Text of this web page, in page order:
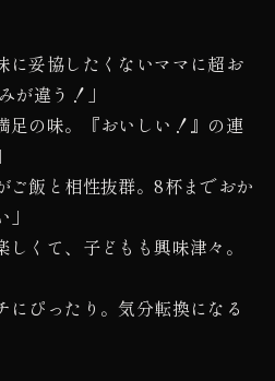
に妥協したくないママに超お
が違う！」
足の味。『おいしい！』の連
ご飯と相性抜群。8杯までおか
しくて、子どもも興味津々。
にぴったり。気分転換になる